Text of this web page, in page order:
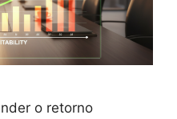
o retorno